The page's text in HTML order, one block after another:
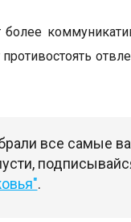
все самые
.